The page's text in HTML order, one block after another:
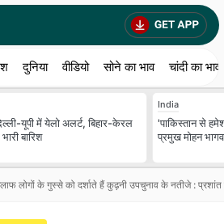
दुनिया वीडियो सोने का भाव चांदी का भाव
यूपी में येलो अलर्ट, बिहार-केरल
बारिश
India
'पाकिस्तान से
प्रमुख मोहन
लोगों के गुस्से को दर्शाते हैं कुढ़नी उपचुनाव के नतीजे : प्रशांत